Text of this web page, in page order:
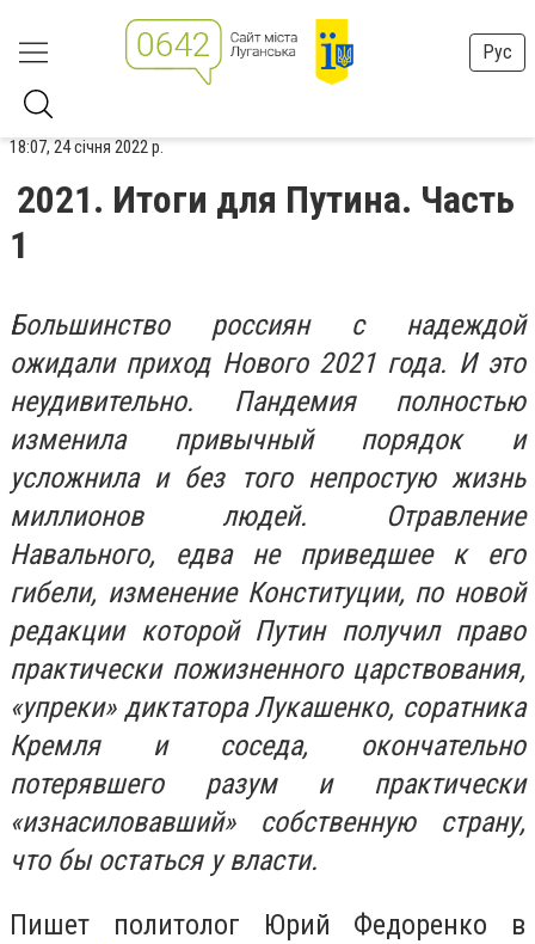
Рус
18:07, 24 січня 2022 р.
2021. Итоги для Путина. Часть
1
Большинство россиян с надеждой
ожидали приход Нового 2021 года. И это
неудивительно. Пандемия полностью
изменила привычный порядок и
усложнила и без того непростую жизнь
миллионов людей. Отравление
Навального, едва не приведшее к его
гибели, изменение Конституции, по новой
редакции которой Путин получил право
практически пожизненного царствования,
«упреки» диктатора Лукашенко, соратника
Кремля и соседа, окончательно
потерявшего разум и практически
«изнасиловавший» собственную страну,
что бы остаться у власти.
Пишет политолог Юрий Федоренко в